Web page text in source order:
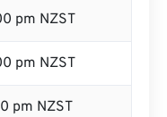
pm NZST
pm NZST
pm NZST